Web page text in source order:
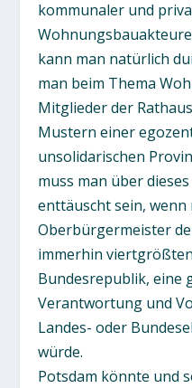
kommunaler und
kann man natürlich
man beim Thema
Mitglieder der
Mustern einer
unsolidarischen
muss man über
enttäuscht sein, wenn
Oberbürgermeister
immerhin
Bundesrepublik, eine
Verantwortung und
Landes- oder
würde.
Potsdam könnte und